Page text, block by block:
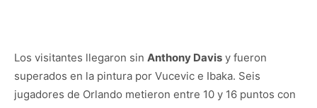
Los visitantes llegaron sin Anthony Davis y fueron
superados en la pintura por Vucevic e Ibaka. Seis
jugadores de Orlando metieron entre 10 y 16 puntos con